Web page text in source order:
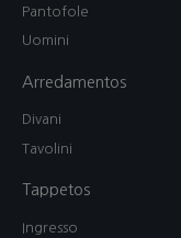
Pantofole
Uomini
Arredamentos
Divani
Tavolini
Tappetos
Ingresso